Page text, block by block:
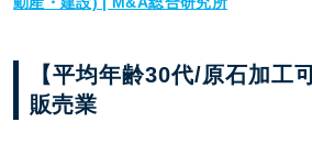
【平均年齢30代/原石加工
販売業